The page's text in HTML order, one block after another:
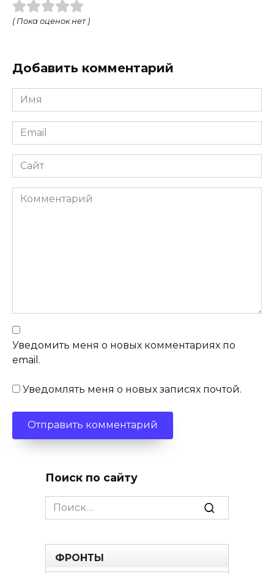
( Пока оценок нет )
Добавить комментарий
Имя
Email
Сайт
Комментарий
Уведомить меня о новых комментариях по
email.
Уведомлять меня о новых записях почтой.
Поиск по сайту
Search
for:
ФРОНТЫ